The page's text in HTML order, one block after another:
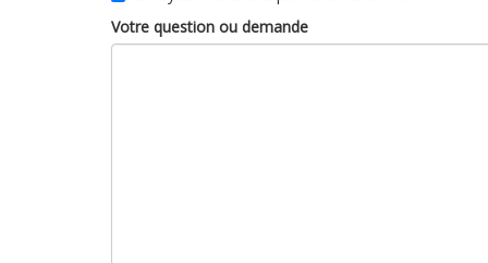
Votre question ou demande